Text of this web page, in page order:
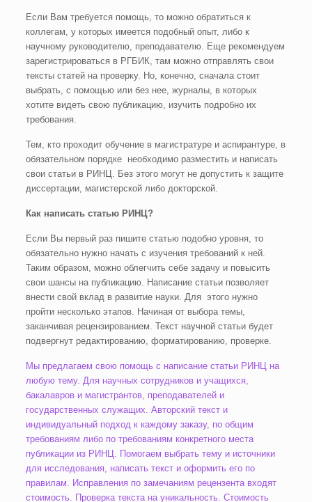
Если Вам требуется помощь, то можно обратиться к
коллегам, у которых имеется подобный опыт, либо к
научному руководителю, преподавателю. Еще рекомендуем
зарегистрироваться в РГБИК, там можно отправлять свои
тексты статей на проверку. Но, конечно, сначала стоит
выбрать, с помощью или без нее, журналы, в которых
хотите видеть свою публикацию, изучить подробно их
требования.
Тем, кто проходит обучение в магистратуре и аспирантуре, в
обязательном порядке необходимо разместить и написать
свои статьи в РИНЦ. Без этого могут не допустить к защите
диссертации, магистерской либо докторской.
Как написать статью РИНЦ?
Если Вы первый раз пишите статью подобно уровня, то
обязательно нужно начать с изучения требований к ней.
Таким образом, можно облегчить себе задачу и повысить
свои шансы на публикацию. Написание статьи позволяет
внести свой вклад в развитие науки. Для этого нужно
пройти несколько этапов. Начиная от выбора темы,
заканчивая рецензированием. Текст научной статьи будет
подвергнут редактированию, форматированию, проверке.
Мы предлагаем свою помощь с написание статьи РИНЦ на
любую тему. Для научных сотрудников и учащихся,
бакалавров и магистрантов, преподавателей и
государственных служащих. Авторский текст и
индивидуальный подход к каждому заказу, по общим
требованиям либо по требованиям конкретного места
публикации из РИНЦ. Помогаем выбрать тему и источники
для исследования, написать текст и оформить его по
правилам. Исправления по замечаниям рецензента входят
стоимость. Проверка текста на уникальность. Стоимость